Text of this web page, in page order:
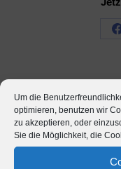
Um die
optimieren, benutzen wir
zu akzeptieren, oder
Sie die Möglichkeit, die